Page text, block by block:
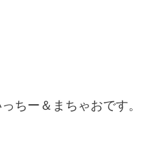
ちー＆まちゃおです。